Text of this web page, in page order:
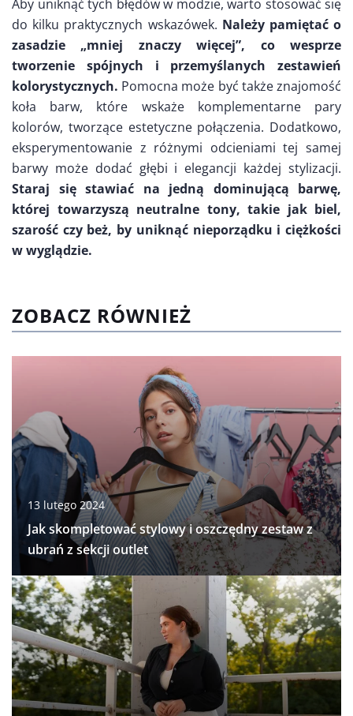
Aby uniknąć tych błędów w modzie, warto stosować się
do kilku praktycznych wskazówek. Należy pamiętać o
zasadzie „mniej znaczy więcej”, co wesprze
tworzenie spójnych i przemyślanych zestawień
kolorystycznych. Pomocna może być także znajomość
koła barw, które wskaże komplementarne pary
kolorów, tworzące estetyczne połączenia. Dodatkowo,
eksperymentowanie z różnymi odcieniami tej samej
barwy może dodać głębi i elegancji każdej stylizacji.
Staraj się stawiać na jedną dominującą barwę,
której towarzyszą neutralne tony, takie jak biel,
szarość czy beż, by uniknąć nieporządku i ciężkości
w wyglądzie.
ZOBACZ RÓWNIEŻ
13 lutego 2024
Jak skompletować stylowy i oszczędny zestaw z
ubrań z sekcji outlet